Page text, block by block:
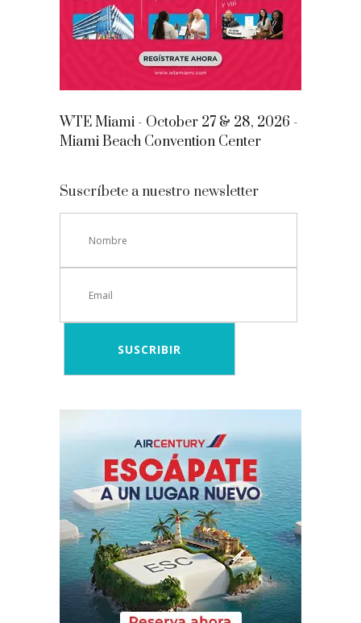
WTE Miami - October 27 & 28, 2026 -
Miami Beach Convention Center
Suscríbete a nuestro newsletter